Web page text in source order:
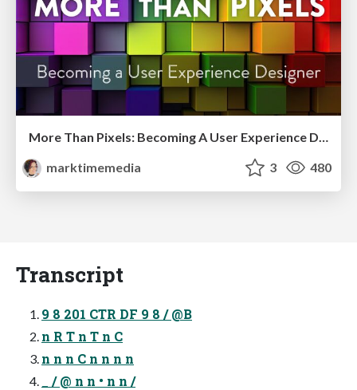
More Than Pixels: Becoming A User Experience Designer
marktimemedia
3 480
Transcript
9 8 201 CTR DF 9 8 / @B
n R T n T n C
n n n C n n n n
_ / @ n n • n n /